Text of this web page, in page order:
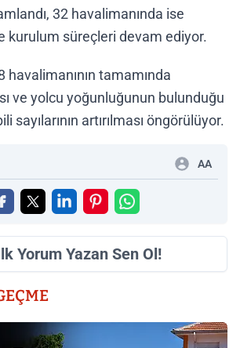
32 havalimanında ise
kurulum süreçleri devam ediyor.
havalimanının tamamında
ve yolcu yoğunluğunun bulunduğu
sayılarının artırılması öngörülüyor.
AA
Yorum Yazan Sen Ol!